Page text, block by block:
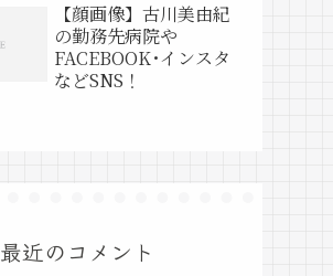
【顔画像】古川美由紀
の勤務先病院や
FACEBOOK･インスタ
などSNS！
最近のコメント